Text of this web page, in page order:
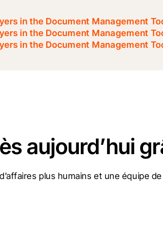
in the Document Management
in the Document Management
in the Document Management
aujourd’hui
plus humains et une équipe